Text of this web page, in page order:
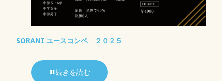
SORANI ユースコンペ ２０２５
続きを読む